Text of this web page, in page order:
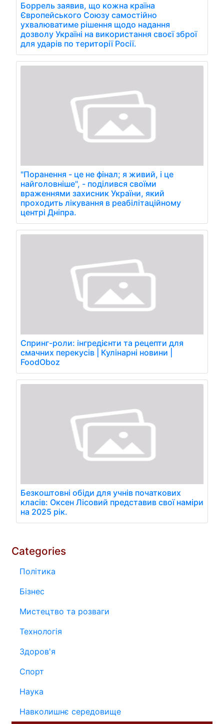
Боррель заявив, що кожна країна
Європейського Союзу самостійно
ухвалюватиме рішення щодо надання
дозволу Україні на використання своєї зброї
для ударів по території Росії.
"Поранення - це не фінал; я живий, і це
найголовніше", - поділився своїми
враженнями захисник України, який
проходить лікування в реабілітаційному
центрі Дніпра.
Спринг-роли: інгредієнти та рецепти для
смачних перекусів | Кулінарні новини |
FoodOboz
Безкоштовні обіди для учнів початкових
класів: Оксен Лісовий представив свої наміри
на 2025 рік.
Categories
Політика
Бізнес
Мистецтво та розваги
Технологія
Здоров'я
Спорт
Наука
Навколишнє середовище